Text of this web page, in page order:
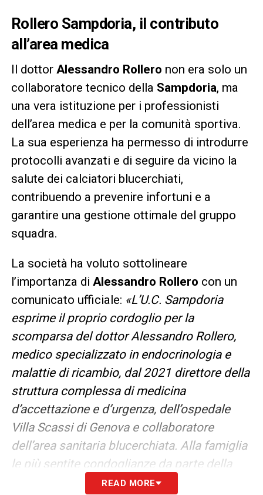
Rollero Sampdoria, il contributo
all’area medica
Il dottor Alessandro Rollero non era solo un
collaboratore tecnico della Sampdoria, ma
una vera istituzione per i professionisti
dell’area medica e per la comunità sportiva.
La sua esperienza ha permesso di introdurre
protocolli avanzati e di seguire da vicino la
salute dei calciatori blucerchiati,
contribuendo a prevenire infortuni e a
garantire una gestione ottimale del gruppo
squadra.
La società ha voluto sottolineare
l’importanza di Alessandro Rollero con un
comunicato ufficiale: «L’U.C. Sampdoria
esprime il proprio cordoglio per la
scomparsa del dottor Alessandro Rollero,
medico specializzato in endocrinologia e
malattie di ricambio, dal 2021 direttore della
struttura complessa di medicina
d’accettazione e d’urgenza, dell’ospedale
Villa Scassi di Genova e collaboratore
dell’area sanitaria blucerchiata. Alla famiglia
le più sentite condoglianze da parte della
READ MORE